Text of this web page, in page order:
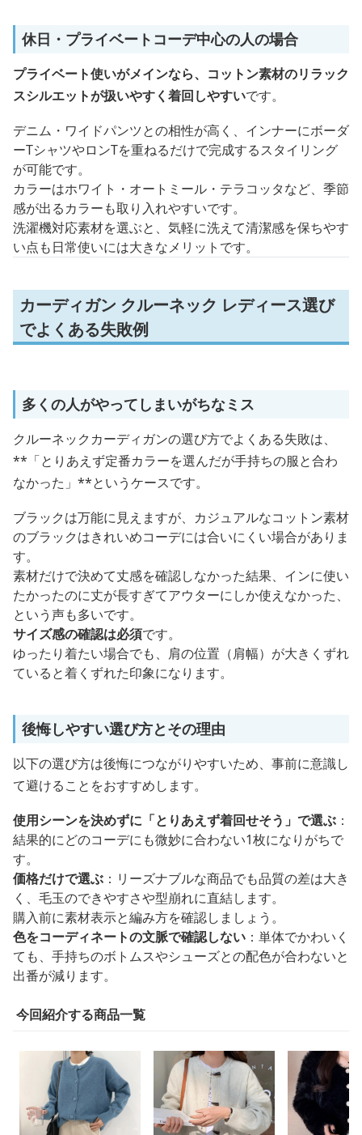
休日・プライベートコーデ中心の人の場合
プライベート使いがメインなら、コットン素材のリラック
スシルエットが扱いやすく着回しやすいです。
デニム・ワイドパンツとの相性が高く、インナーにボーダ
ーTシャツやロンTを重ねるだけで完成するスタイリング
が可能です。
カラーはホワイト・オートミール・テラコッタなど、季節
感が出るカラーも取り入れやすいです。
洗濯機対応素材を選ぶと、気軽に洗えて清潔感を保ちやす
い点も日常使いには大きなメリットです。
カーディガン クルーネック レディース選び
でよくある失敗例
多くの人がやってしまいがちなミス
クルーネックカーディガンの選び方でよくある失敗は、
**「とりあえず定番カラーを選んだが手持ちの服と合わ
なかった」**というケースです。
ブラックは万能に見えますが、カジュアルなコットン素材
のブラックはきれいめコーデには合いにくい場合がありま
す。
素材だけで決めて丈感を確認しなかった結果、インに使い
たかったのに丈が長すぎてアウターにしか使えなかった、
という声も多いです。
サイズ感の確認は必須です。
ゆったり着たい場合でも、肩の位置（肩幅）が大きくずれ
ていると着くずれた印象になります。
後悔しやすい選び方とその理由
以下の選び方は後悔につながりやすいため、事前に意識し
て避けることをおすすめします。
使用シーンを決めずに「とりあえず着回せそう」で選ぶ ：
結果的にどのコーデにも微妙に合わない1枚になりがちで
す。
価格だけで選ぶ ：リーズナブルな商品でも品質の差は大き
く、毛玉のできやすさや型崩れに直結します。
購入前に素材表示と編み方を確認しましょう。
色をコーディネートの文脈で確認しない ：単体でかわいく
ても、手持ちのボトムスやシューズとの配色が合わないと
出番が減ります。
今回紹介する商品一覧